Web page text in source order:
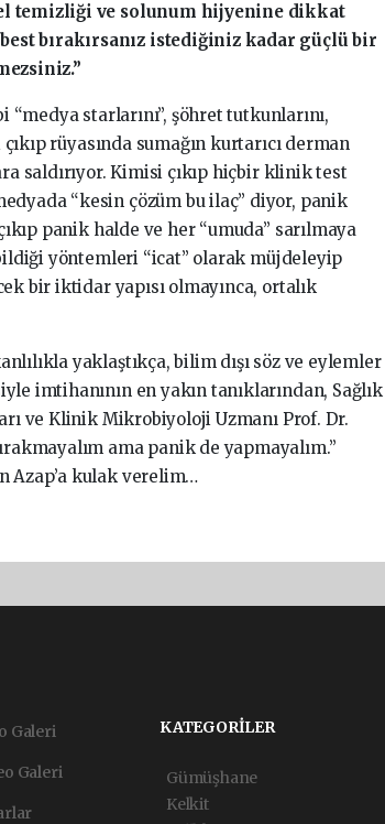
el temizliği ve solunum hijyenine dikkat
bırakırsanız istediğiniz kadar güçlü bir
“medya starlarını”, şöhret tutkunlarını,
rüyasında sumağın kurtarıcı derman
saldırıyor. Kimisi çıkıp hiçbir klinik test
“kesin çözüm bu ilaç” diyor, panik
panik halde ve her “umuda” sarılmaya
yöntemleri “icat” olarak müjdeleyip
bir iktidar yapısı olmayınca, ortalık
yaklaştıkça, bilim dışı söz ve eylemler
imtihanının en yakın tanıklarından, Sağlık
ve Klinik Mikrobiyoloji Uzmanı Prof. Dr.
ama panik de yapmayalım.”
Azap’a kulak verelim…
Galeri
Galeri
KATEGORİLER
Gümüşhane
Kelkit